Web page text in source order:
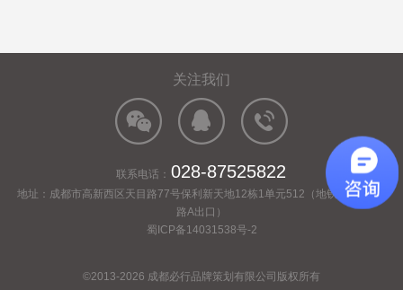
关注我们
联系电话： 028-87525822
地址：成都市高新西区天目路77号保利新天地12栋1单元512（地铁2号线百草
路A出口）
蜀ICP备14031538号-2
©2013-2026 成都必行品牌策划有限公司版权所有